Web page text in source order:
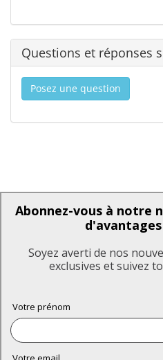
Questions et réponses
Posez une question